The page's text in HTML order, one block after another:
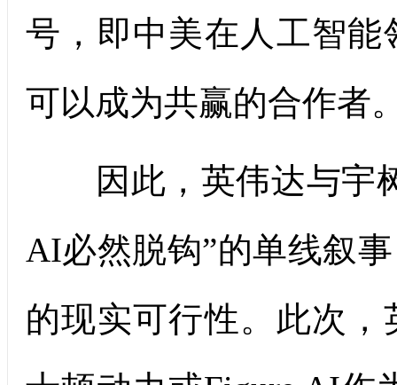
号，即中美在人工智
可以成为共赢的合作者
因此，英伟达与宇树
AI必然脱钩”的单线叙
的现实可行性。此次